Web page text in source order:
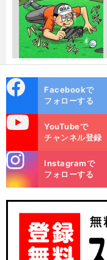
ok
Facebookで
フォローする
YouTubeで
チャンネル登録
m
Instagramで
フォローする